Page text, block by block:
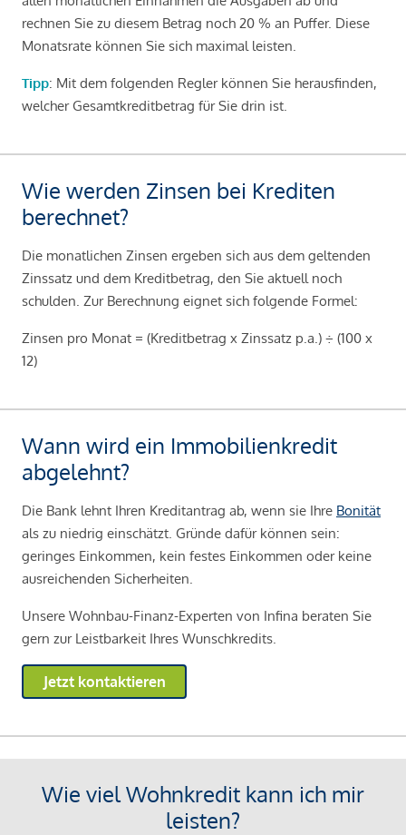
rechnen Sie zu diesem Betrag noch 20 % an Puffer. Diese
Monatsrate können Sie sich maximal leisten.
Tipp: Mit dem folgenden Regler können Sie herausfinden,
welcher Gesamtkreditbetrag für Sie drin ist.
Wie werden Zinsen bei Krediten
berechnet?
Die monatlichen Zinsen ergeben sich aus dem geltenden
Zinssatz und dem Kreditbetrag, den Sie aktuell noch
schulden. Zur Berechnung eignet sich folgende Formel:
Zinsen pro Monat = (Kreditbetrag x Zinssatz p.a.) ÷ (100 x
12)
Wann wird ein Immobilienkredit
abgelehnt?
Die Bank lehnt Ihren Kreditantrag ab, wenn sie Ihre Bonität
als zu niedrig einschätzt. Gründe dafür können sein:
geringes Einkommen, kein festes Einkommen oder keine
ausreichenden Sicherheiten.
Unsere Wohnbau-Finanz-Experten von Infina beraten Sie
gern zur Leistbarkeit Ihres Wunschkredits.
Jetzt kontaktieren
Wie viel Wohnkredit kann ich mir
leisten?